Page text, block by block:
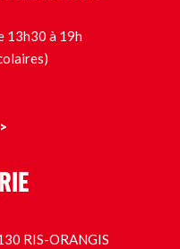
13h30 à 19h
RIS-ORANGIS